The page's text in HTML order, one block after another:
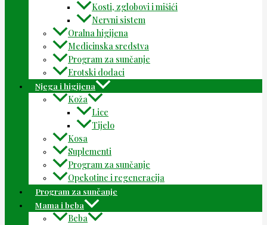
Kosti, zglobovi i mišići
Nervni sistem
Oralna higijena
Medicinska sredstva
Program za sunčanje
Erotski dodaci
Njega i higijena
Koža
Lice
Tijelo
Kosa
Suplementi
Program za sunčanje
Opekotine i regeneracija
Program za sunčanje
Mama i beba
Beba